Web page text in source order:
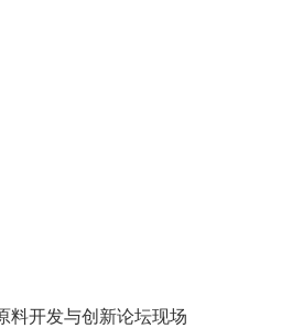
料开发与创新论坛现场